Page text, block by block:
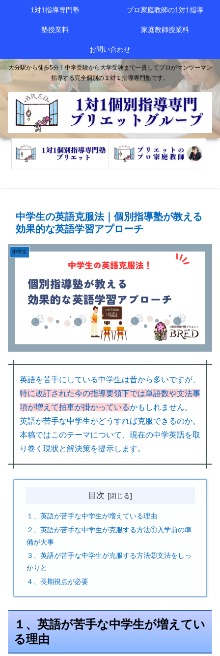
大分駅から徒歩5分！中学受験から大学受験まで一貫してプロがマンツーマン
指導する完全個別の１対１指導専門塾です。
1対1指導専門塾 プロ家庭教師の1対1指導
塾授業料 家庭教師授業料
お問い合わせ
中学生の英語克服法｜個別指導塾が教える
効果的な英語学習アプローチ
中学生
英語を苦手にしている中学生は昔から多いですが、
特に改訂された今の指導要領下では単語数や文法事
項が増えて拍車が掛かっているかもしれません。
英語が苦手な中学生がどうすれば克服できるのか。
本稿ではこのテーマについて、現在の中学英語を取
り巻く現状と解決策を提示します。
目次
１、英語が苦手な中学生が増えている理由
２、英語が苦手な中学生が克服する方法①入学前の準
備が大事
３、英語が苦手な中学生が克服する方法②文法をしっ
かりと
４、長期視点が必要
１、英語が苦手な中学生が増えてい
る理由